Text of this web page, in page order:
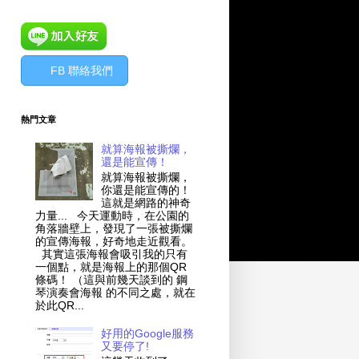
FB 聯絡我們
熱門文章
就算海報被撕爛，
還是能宣傳！
就算海報被撕爛，
你還是能宣傳的！
這就是網路的神奇
力量... 今天運動時，在公園的
角落牆壁上，發現了一張被撕爛
的宣傳海報，好奇地走近觀看。
其實這張海報會吸引我的只有
一個點，就是海報上的那個QR
條碼！ （這與前幾天談到的 鋼
琴演奏會海報 的不同之處，就在
於此QR...
好用的Google服務
又要停了!